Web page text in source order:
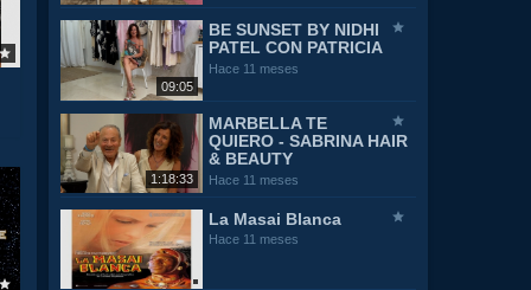
09:05
BE SUNSET BY NIDHI
PATEL CON PATRICIA
Hace 11 meses
1:18:33
MARBELLA TE
QUIERO - SABRINA HAIR
& BEAUTY
Hace 11 meses
La Masai Blanca
Hace 11 meses